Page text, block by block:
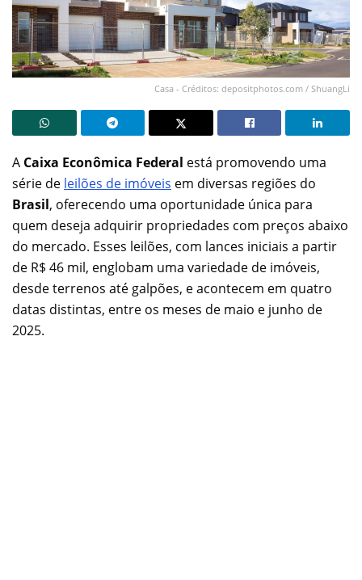
Casa - Créditos: depositphotos.com / ShuangLi
A Caixa Econômica Federal está promovendo uma
série de leilões de imóveis em diversas regiões do
Brasil, oferecendo uma oportunidade única para
quem deseja adquirir propriedades com preços abaixo
do mercado. Esses leilões, com lances iniciais a partir
de R$ 46 mil, englobam uma variedade de imóveis,
desde terrenos até galpões, e acontecem em quatro
datas distintas, entre os meses de maio e junho de
2025.